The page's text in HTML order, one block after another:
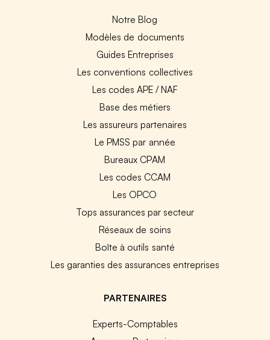
Notre Blog
Modèles de documents
Guides Entreprises
Les conventions collectives
Les codes APE / NAF
Base des métiers
Les assureurs partenaires
Le PMSS par année
Bureaux CPAM
Les codes CCAM
Les OPCO
Tops assurances par secteur
Réseaux de soins
Boîte à outils santé
Les garanties des assurances entreprises
PARTENAIRES
Experts-Comptables